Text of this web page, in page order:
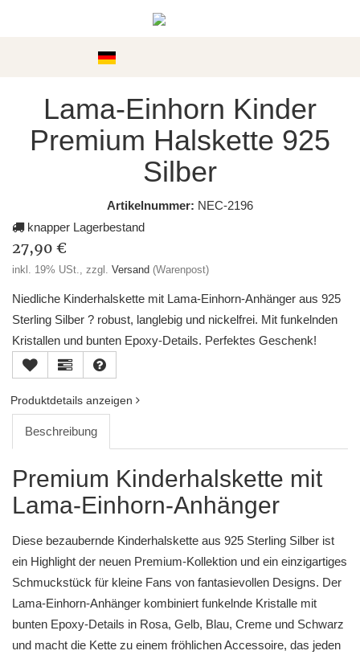
Lama-Einhorn Kinder
Premium Halskette 925
Silber
Artikelnummer: NEC-2196
knapper Lagerbestand
27,90 €
inkl. 19% USt., zzgl. Versand (Warenpost)
Niedliche Kinderhalskette mit Lama-Einhorn-Anhänger aus 925
Sterling Silber ? robust, langlebig und nickelfrei. Mit funkelnden
Kristallen und bunten Epoxy-Details. Perfektes Geschenk!
Produktdetails anzeigen
Beschreibung
Premium Kinderhalskette mit
Lama-Einhorn-Anhänger
Diese bezaubernde Kinderhalskette aus 925 Sterling Silber ist
ein Highlight der neuen Premium-Kollektion und ein einzigartiges
Schmuckstück für kleine Fans von fantasievollen Designs. Der
Lama-Einhorn-Anhänger kombiniert funkelnde Kristalle mit
bunten Epoxy-Details in Rosa, Gelb, Blau, Creme und Schwarz
und macht die Kette zu einem fröhlichen Accessoire, das jeden